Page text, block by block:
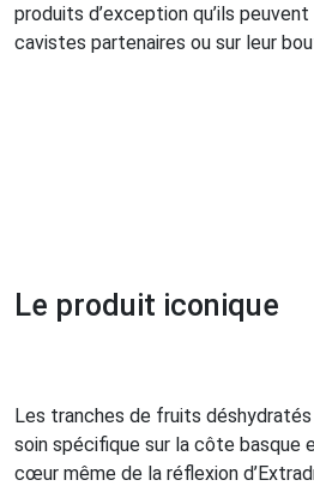
produits d’exception qu’ils
cavistes partenaires ou sur leur
Le produit iconique
Les tranches de fruits
soin spécifique sur la côte basque
cœur même de la réflexion